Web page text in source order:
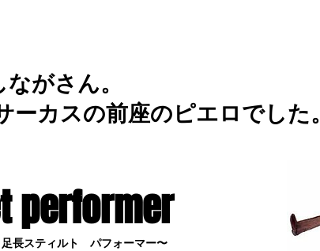
がさん。
カスの前座のピエロでした。
performer
スティルト パフォーマー〜